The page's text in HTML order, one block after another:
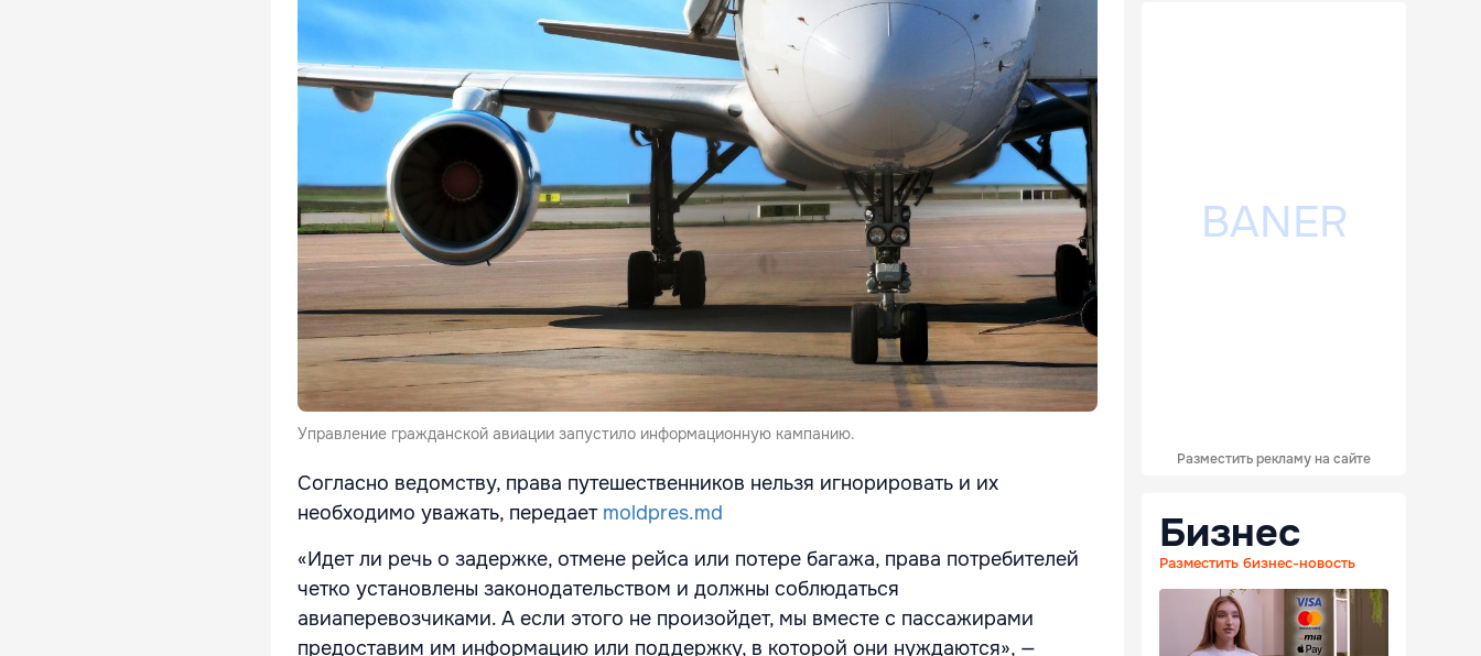
Управление гражданской авиации запустило информационную кампанию.
Согласно ведомству, права путешественников нельзя игнорировать и их
необходимо уважать, передает moldpres.md
«Идет ли речь о задержке, отмене рейса или потере багажа, права потребителей
четко установлены законодательством и должны соблюдаться
авиаперевозчиками. А если этого не произойдет, мы вместе с пассажирами
предоставим им информацию или поддержку, в которой они нуждаются», —
Разместить рекламу на сайте
Бизнес
Разместить бизнес-новость